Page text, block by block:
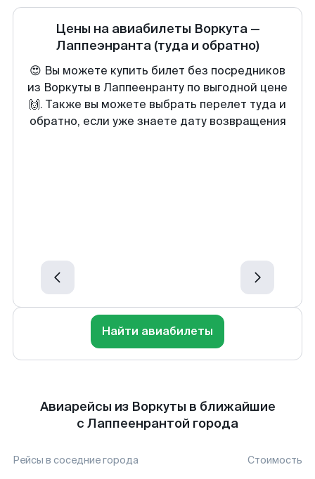
Цены на авиабилеты Воркута—
Лаппеэнранта (туда и обратно)
😍 Вы можете купить билет без посредников
из Воркуты в Лаппеенранту по выгодной цене
🙌. Также вы можете выбрать перелет туда и
обратно, если уже знаете дату возвращения
Найти авиабилеты
Авиарейсы из Воркуты в ближайшие
с Лаппеенрантой города
Рейсы в соседние города Стоимость